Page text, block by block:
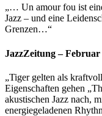
„… Un amour fou ist
Jazz – und eine
Grenzen…“
JazzZeitung –
„Tiger gelten als
Eigenschaften gehen
akustischen Jazz nach,
energiegeladenen